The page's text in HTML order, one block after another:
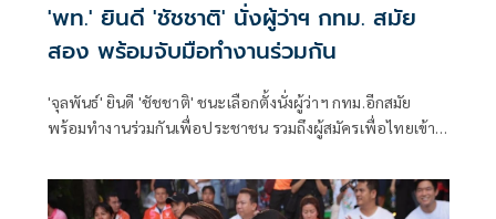
'พท.' ยินดี 'ชัชชาติ' นั่งผู้ว่าฯ กทม. สมัย
สอง พร้อมจับมือทำงานร่วมกัน
'จุลพันธ์' ยินดี 'ชัชชาติ' ชนะเลือกตั้งนั่งผู้ว่าฯ กทม.อีกสมัย
พร้อมทำงานร่วมกันเพื่อประชาชน รวมถึงผู้สมัครเพื่อไทยเข้า